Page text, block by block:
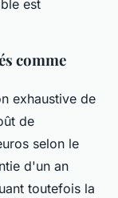
est
comme
exhaustive de
de
selon le
d'un an
toutefois la